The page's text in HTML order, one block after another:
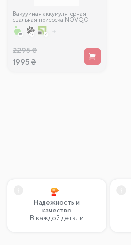
Вакуумная аккумуляторная
овальная присоска NOVQO
165×250 мм
2295₴
1995 ₴
Надежность и
качество
В каждой детали